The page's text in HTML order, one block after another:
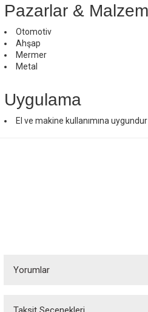
Pazarlar &
Otomotiv
Ahşap
Mermer
Metal
Uygulama
El ve makine kullanımına uygundur
Yorumlar